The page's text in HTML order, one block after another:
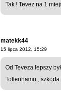
Tak ! Tevez na 1
matekk44
15 lipca 2012, 15:29
Od Teveza lepszy
Tottenhamu , szkoda